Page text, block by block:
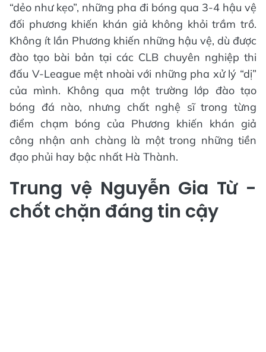
“dẻo như kẹo”, những pha đi bóng qua 3-4 hậu vệ
đối phương khiến khán giả không khỏi trầm trồ.
Không ít lần Phương khiến những hậu vệ, dù được
đào tạo bài bản tại các CLB chuyên nghiệp thi
đấu V-League mệt nhoài với những pha xử lý “dị”
của mình. Không qua một trường lớp đào tạo
bóng đá nào, nhưng chất nghệ sĩ trong từng
điểm chạm bóng của Phương khiến khán giả
công nhận anh chàng là một trong những tiền
đạo phủi hay bậc nhất Hà Thành.
Trung vệ Nguyễn Gia Từ -
chốt chặn đáng tin cậy